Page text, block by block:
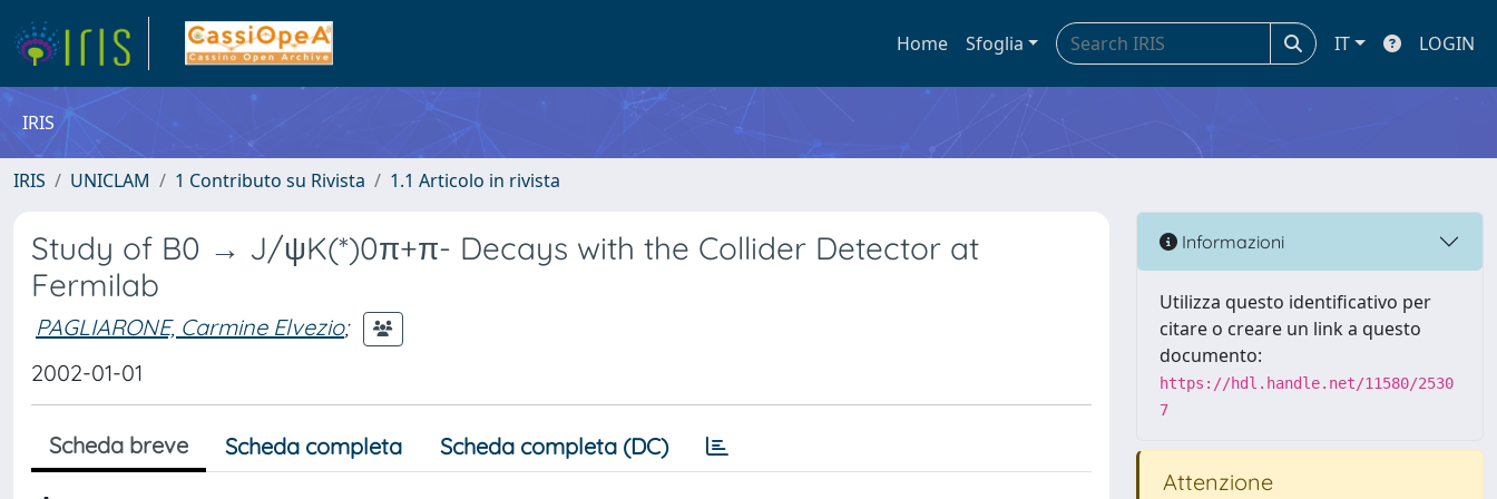
Home Sfoglia IT LOGIN
IRIS
IRIS UNICLAM 1 Contributo su Rivista 1.1 Articolo in rivista
Study of B0 → J/ψK(*)0π+π- Decays with the Collider Detector at
Fermilab
PAGLIARONE, Carmine Elvezio;
2002-01-01
Scheda breve Scheda completa Scheda completa (DC)
Informazioni
Utilizza questo identificativo per
citare o creare un link a questo
documento:
https://hdl.handle.net/11580/2530
7
Attenzione